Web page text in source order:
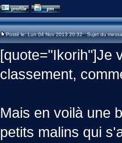
Posté le: Lun 04 Nov 2013 20:32 Sujet du
[quote="Ikorih"]Je
classement,
Mais en voilà une
petits malins qui